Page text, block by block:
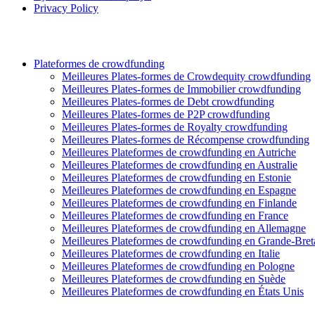
Privacy Policy
Plateformes de crowdfunding
Meilleures Plates-formes de Crowdequity crowdfunding
Meilleures Plates-formes de Immobilier crowdfunding
Meilleures Plates-formes de Debt crowdfunding
Meilleures Plates-formes de P2P crowdfunding
Meilleures Plates-formes de Royalty crowdfunding
Meilleures Plates-formes de Récompense crowdfunding
Meilleures Plateformes de crowdfunding en Autriche
Meilleures Plateformes de crowdfunding en Australie
Meilleures Plateformes de crowdfunding en Estonie
Meilleures Plateformes de crowdfunding en Espagne
Meilleures Plateformes de crowdfunding en Finlande
Meilleures Plateformes de crowdfunding en France
Meilleures Plateformes de crowdfunding en Allemagne
Meilleures Plateformes de crowdfunding en Grande-
Meilleures Plateformes de crowdfunding en Italie
Meilleures Plateformes de crowdfunding en Pologne
Meilleures Plateformes de crowdfunding en Suède
Meilleures Plateformes de crowdfunding en États Unis